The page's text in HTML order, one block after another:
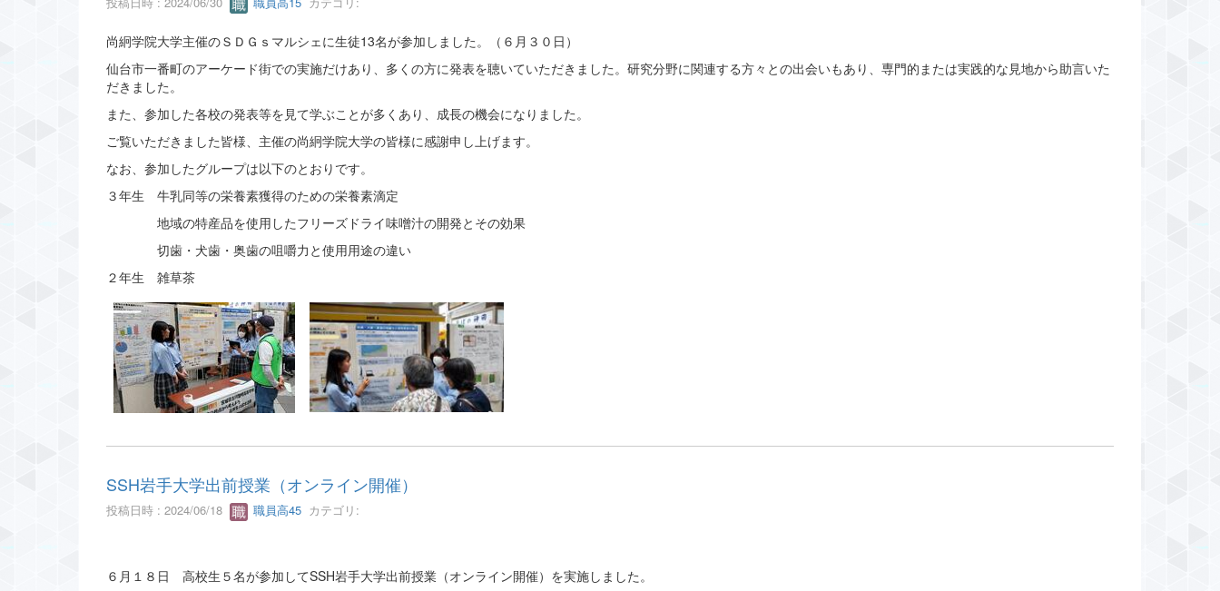
尚絅学院大学主催のＳＤＧｓマルシェに生徒13名が参加しました。（６月３０日）
仙台市一番町のアーケード街での実施だけあり、多くの方に発表を聴いていただきました。研究分野に関連する方々との出会いもあり、専門的または実践的な見地から助言いた
だきました。
また、参加した各校の発表等を見て学ぶことが多くあり、成長の機会になりました。
ご覧いただきました皆様、主催の尚絅学院大学の皆様に感謝申し上げます。
なお、参加したグループは以下のとおりです。
３年生 牛乳同等の栄養素獲得のための栄養素滴定
地域の特産品を使用したフリーズドライ味噌汁の開発とその効果
切歯・犬歯・奥歯の咀嚼力と使用用途の違い
２年生 雑草茶
SSH岩手大学出前授業（オンライン開催）
投稿日時 : 2024/06/18 職員高45 カテゴリ:
６月１８日 高校生５名が参加してSSH岩手大学出前授業（オンライン開催）を実施しました。